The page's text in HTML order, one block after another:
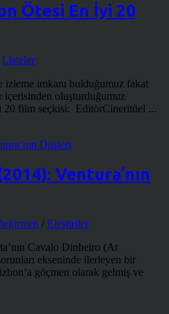
Ötesi En İyi 20
Listeler
izleme imkanı bulduğumuz fakat
oluşturduğumuz
20 film seçkisi: EditörCineritüel ...
Ventura’nın
/ Eleştiriler
Cavalo Dinheiro (At
ekseninde ilerleyen bir
göçmen olarak gelmiş ve